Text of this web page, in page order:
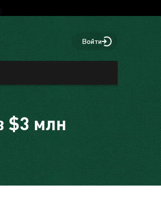
Войти
$3 млн